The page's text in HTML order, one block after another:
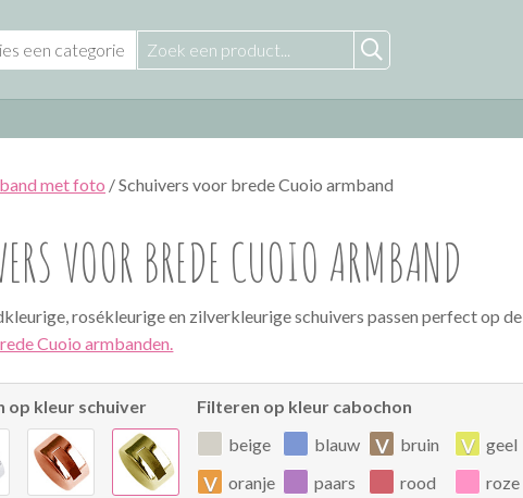
een categorie
met foto / Schuivers voor brede Cuoio armband
VOOR BREDE CUOIO ARMBAND
rosékleurige en zilverkleurige schuivers passen perfect op de
Cuoio armbanden.
op kleur schuiver
Filteren op kleur cabochon
beige
blauw v bruin v geel
v oranje paars rood roze